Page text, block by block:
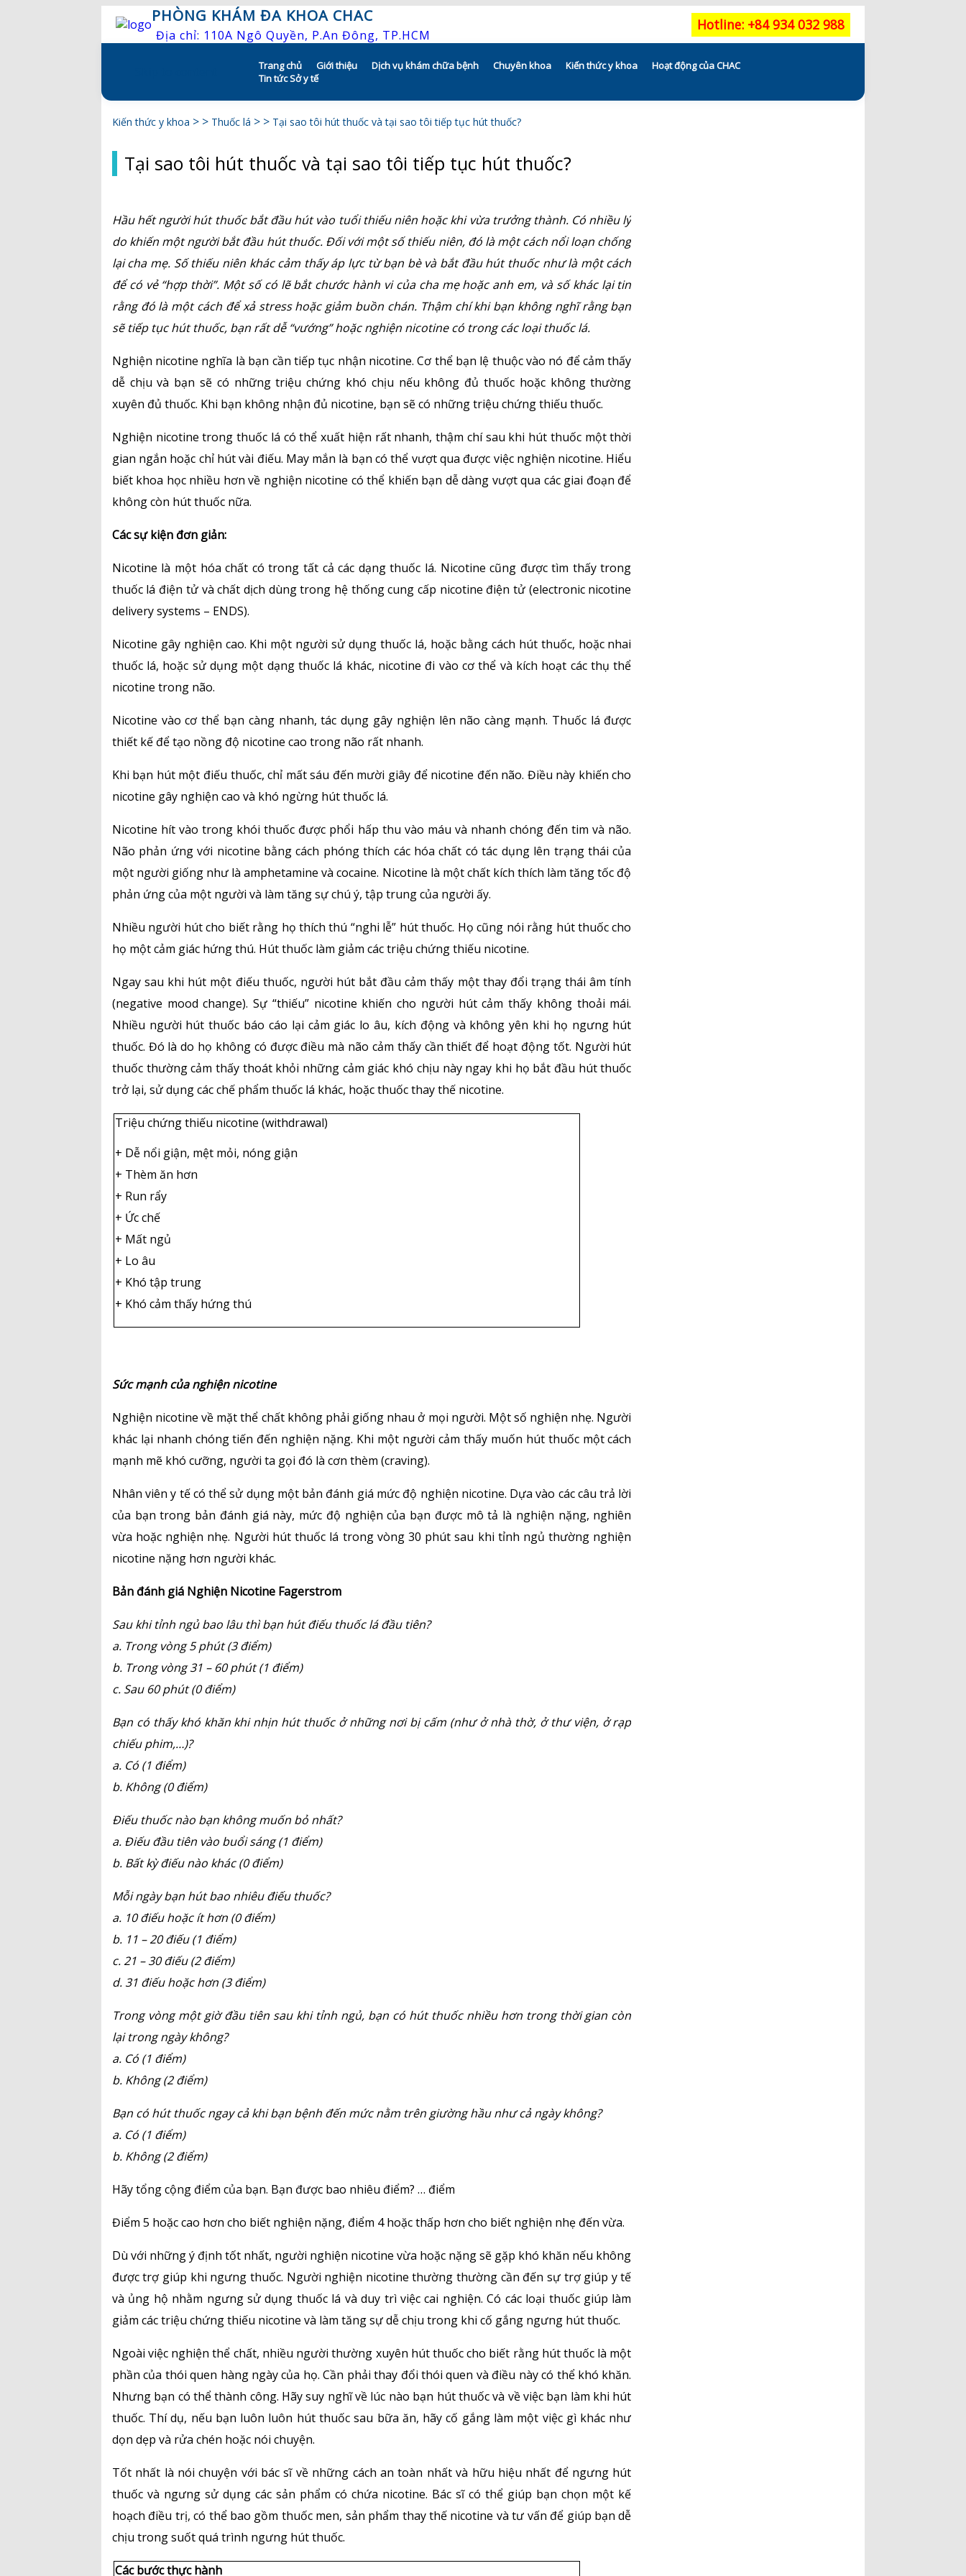
PHÒNG KHÁM ĐA KHOA CHAC
Địa chỉ: 110A Ngô Quyền, P.An Đông, TP.HCM
Hotline: +84 934 032 988
Trang chủ Giới thiệu
Quyền và trách nhiệm của người
Lịch khám bác sĩ
Hồ sơ năng lực
Bảng giá dịch vụ
Dịch vụ khám chữa bệnh
Khám gì ở CHAC
Chuyên khoa
Y học thể thao
Phục hồi chức năng Hô hấp
Dị ứng – Miễn dịch
Tim mạch
Rối loạn chuyển hóa
Dinh dưỡng
Chẩn đoán hình ảnh
Kiến thức y khoa
Hoạt động của CHAC
Tin tức Sở y tế
Kiến thức y khoa > > Thuốc lá > > Tại sao tôi hút thuốc và tại sao tôi tiếp tục hút thuốc?
Tại sao tôi hút thuốc và tại sao tôi tiếp tục hút thuốc?
Hầu hết người hút thuốc bắt đầu hút vào tuổi thiếu niên hoặc khi vừa trưởng thành. Có nhiều lý
do khiến một người bắt đầu hút thuốc. Đối với một số thiếu niên, đó là một cách nổi loạn chống
lại cha mẹ. Số thiếu niên khác cảm thấy áp lực từ bạn bè và bắt đầu hút thuốc như là một cách
để có vẻ “hợp thời”. Một số có lẽ bắt chước hành vi của cha mẹ hoặc anh em, và số khác lại tin
rằng đó là một cách để xả stress hoặc giảm buồn chán. Thậm chí khi bạn không nghĩ rằng bạn
sẽ tiếp tục hút thuốc, bạn rất dễ “vướng” hoặc nghiện nicotine có trong các loại thuốc lá.
Nghiện nicotine nghĩa là bạn cần tiếp tục nhận nicotine. Cơ thể bạn lệ thuộc vào nó để cảm thấy
dễ chịu và bạn sẽ có những triệu chứng khó chịu nếu không đủ thuốc hoặc không thường
xuyên đủ thuốc. Khi bạn không nhận đủ nicotine, bạn sẽ có những triệu chứng thiếu thuốc.
Nghiện nicotine trong thuốc lá có thể xuất hiện rất nhanh, thậm chí sau khi hút thuốc một thời
gian ngắn hoặc chỉ hút vài điếu. May mắn là bạn có thể vượt qua được việc nghiện nicotine. Hiểu
biết khoa học nhiều hơn về nghiện nicotine có thể khiến bạn dễ dàng vượt qua các giai đoạn để
không còn hút thuốc nữa.
Các sự kiện đơn giản:
Nicotine là một hóa chất có trong tất cả các dạng thuốc lá. Nicotine cũng được tìm thấy trong
thuốc lá điện tử và chất dịch dùng trong hệ thống cung cấp nicotine điện tử (electronic nicotine
delivery systems – ENDS).
Nicotine gây nghiện cao. Khi một người sử dụng thuốc lá, hoặc bằng cách hút thuốc, hoặc nhai
thuốc lá, hoặc sử dụng một dạng thuốc lá khác, nicotine đi vào cơ thể và kích hoạt các thụ thể
nicotine trong não.
Nicotine vào cơ thể bạn càng nhanh, tác dụng gây nghiện lên não càng mạnh. Thuốc lá được
thiết kế để tạo nồng độ nicotine cao trong não rất nhanh.
Khi bạn hút một điếu thuốc, chỉ mất sáu đến mười giây để nicotine đến não. Điều này khiến cho
nicotine gây nghiện cao và khó ngừng hút thuốc lá.
Nicotine hít vào trong khói thuốc được phổi hấp thu vào máu và nhanh chóng đến tim và não.
Não phản ứng với nicotine bằng cách phóng thích các hóa chất có tác dụng lên trạng thái của
một người giống như là amphetamine và cocaine. Nicotine là một chất kích thích làm tăng tốc độ
phản ứng của một người và làm tăng sự chú ý, tập trung của người ấy.
Nhiều người hút cho biết rằng họ thích thú “nghi lễ” hút thuốc. Họ cũng nói rằng hút thuốc cho
họ một cảm giác hứng thú. Hút thuốc làm giảm các triệu chứng thiếu nicotine.
Ngay sau khi hút một điếu thuốc, người hút bắt đầu cảm thấy một thay đổi trạng thái âm tính
(negative mood change). Sự “thiếu” nicotine khiến cho người hút cảm thấy không thoải mái.
Nhiều người hút thuốc báo cáo lại cảm giác lo âu, kích động và không yên khi họ ngưng hút
thuốc. Đó là do họ không có được điều mà não cảm thấy cần thiết để hoạt động tốt. Người hút
thuốc thường cảm thấy thoát khỏi những cảm giác khó chịu này ngay khi họ bắt đầu hút thuốc
trở lại, sử dụng các chế phẩm thuốc lá khác, hoặc thuốc thay thế nicotine.
Triệu chứng thiếu nicotine (withdrawal)
+ Dễ nổi giận, mệt mỏi, nóng giận
+ Thèm ăn hơn
+ Run rẩy
+ Ức chế
+ Mất ngủ
+ Lo âu
+ Khó tập trung
+ Khó cảm thấy hứng thú
Sức mạnh của nghiện nicotine
Nghiện nicotine về mặt thể chất không phải giống nhau ở mọi người. Một số nghiện nhẹ. Người
khác lại nhanh chóng tiến đến nghiện nặng. Khi một người cảm thấy muốn hút thuốc một cách
mạnh mẽ khó cưỡng, người ta gọi đó là cơn thèm (craving).
Nhân viên y tế có thể sử dụng một bản đánh giá mức độ nghiện nicotine. Dựa vào các câu trả lời
của bạn trong bản đánh giá này, mức độ nghiện của bạn được mô tả là nghiện nặng, nghiên
vừa hoặc nghiện nhẹ. Người hút thuốc lá trong vòng 30 phút sau khi tỉnh ngủ thường nghiện
nicotine nặng hơn người khác.
Bản đánh giá Nghiện Nicotine Fagerstrom
Sau khi tỉnh ngủ bao lâu thì bạn hút điếu thuốc lá đầu tiên?
a. Trong vòng 5 phút (3 điểm)
b. Trong vòng 31 – 60 phút (1 điểm)
c. Sau 60 phút (0 điểm)
Bạn có thấy khó khăn khi nhịn hút thuốc ở những nơi bị cấm (như ở nhà thờ, ở thư viện, ở rạp
chiếu phim,…)?
a. Có (1 điểm)
b. Không (0 điểm)
Điếu thuốc nào bạn không muốn bỏ nhất?
a. Điếu đầu tiên vào buổi sáng (1 điểm)
b. Bất kỳ điếu nào khác (0 điểm)
Mỗi ngày bạn hút bao nhiêu điếu thuốc?
a. 10 điếu hoặc ít hơn (0 điểm)
b. 11 – 20 điếu (1 điểm)
c. 21 – 30 điếu (2 điểm)
d. 31 điếu hoặc hơn (3 điểm)
Trong vòng một giờ đầu tiên sau khi tỉnh ngủ, bạn có hút thuốc nhiều hơn trong thời gian còn
lại trong ngày không?
a. Có (1 điểm)
b. Không (2 điểm)
Bạn có hút thuốc ngay cả khi bạn bệnh đến mức nằm trên giường hầu như cả ngày không?
a. Có (1 điểm)
b. Không (2 điểm)
Hãy tổng cộng điểm của bạn. Bạn được bao nhiêu điểm? … điểm
Điểm 5 hoặc cao hơn cho biết nghiện nặng, điểm 4 hoặc thấp hơn cho biết nghiện nhẹ đến vừa.
Dù với những ý định tốt nhất, người nghiện nicotine vừa hoặc nặng sẽ gặp khó khăn nếu không
được trợ giúp khi ngưng thuốc. Người nghiện nicotine thường thường cần đến sự trợ giúp y tế
và ủng hộ nhằm ngưng sử dụng thuốc lá và duy trì việc cai nghiện. Có các loại thuốc giúp làm
giảm các triệu chứng thiếu nicotine và làm tăng sự dễ chịu trong khi cố gắng ngưng hút thuốc.
Ngoài việc nghiện thể chất, nhiều người thường xuyên hút thuốc cho biết rằng hút thuốc là một
phần của thói quen hàng ngày của họ. Cần phải thay đổi thói quen và điều này có thể khó khăn.
Nhưng bạn có thể thành công. Hãy suy nghĩ về lúc nào bạn hút thuốc và về việc bạn làm khi hút
thuốc. Thí dụ, nếu bạn luôn luôn hút thuốc sau bữa ăn, hãy cố gắng làm một việc gì khác như
dọn dẹp và rửa chén hoặc nói chuyện.
Tốt nhất là nói chuyện với bác sĩ về những cách an toàn nhất và hữu hiệu nhất để ngưng hút
thuốc và ngưng sử dụng các sản phẩm có chứa nicotine. Bác sĩ có thể giúp bạn chọn một kế
hoạch điều trị, có thể bao gồm thuốc men, sản phẩm thay thế nicotine và tư vấn để giúp bạn dễ
chịu trong suốt quá trình ngưng hút thuốc.
Các bước thực hành